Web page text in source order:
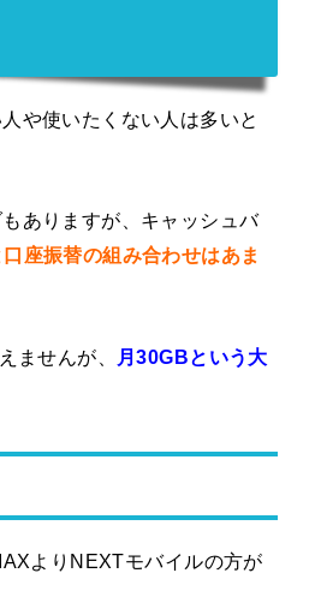
や使いたくない人は多いと
ありますが、キャッシュバ
座振替の組み合わせはあま
ませんが、
月30GBという大
よりNEXTモバイルの方が